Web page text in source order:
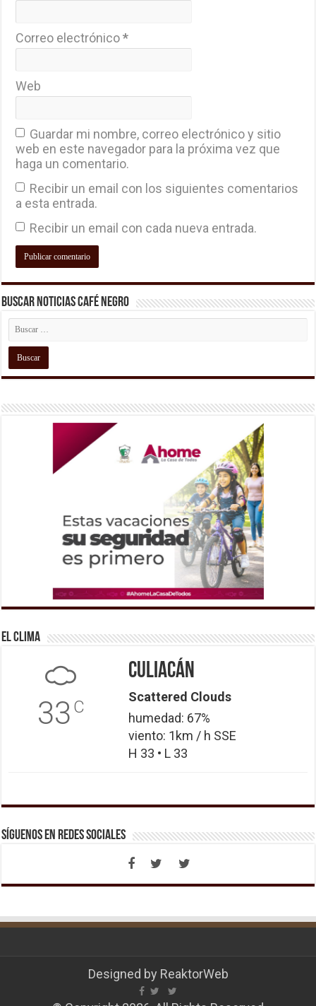
Correo electrónico*
Web
Guardar mi nombre, correo electrónico y sitio
web en este navegador para la próxima vez que
haga un comentario.
Recibir un email con los siguientes comentarios
a esta entrada.
Recibir un email con cada nueva entrada.
Buscar Noticias Café Negro
El Clima
33 C
Culiacán
Scattered Clouds
humedad: 67%
viento: 1km / h SSE
H 33 • L 33
Síguenos en Redes Sociales
Designed by ReaktorWeb